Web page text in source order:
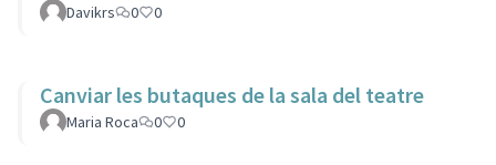
Davikrs 0 0
Canviar les butaques de la sala del teatre
Maria Roca 0 0